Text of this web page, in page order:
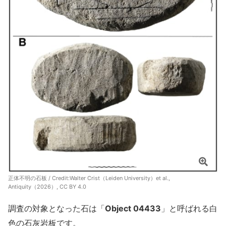
正体不明の石板 / Credit:Walter Crist（Leiden University）et al.,
Antiquity（2026）, CC BY 4.0
調査の対象となった石は「Object 04433 」と呼ばれる白
色の石灰岩板です。